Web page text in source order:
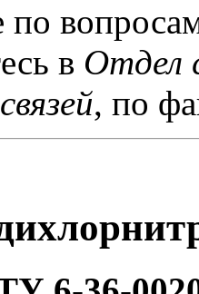
по
в Отдел
связей, по